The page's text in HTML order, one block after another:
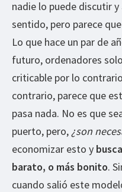
nadie lo puede discutir
sentido, pero parece
Lo que hace un par de
futuro, ordenadores
criticable por lo
contrario, parece que
pasa nada. No es que
puerto, pero, ¿son
economizar esto y
barato, o más bonito.
cuando salió este